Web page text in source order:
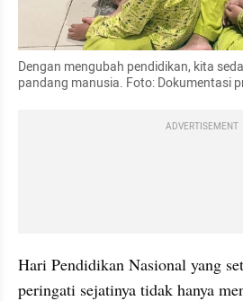
Dengan mengubah pendidikan, kita
pandang manusia. Foto: Dokumentasi
ADVERTISEMENT
Hari Pendidikan Nasional yang
peringati sejatinya tidak hanya